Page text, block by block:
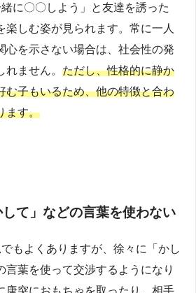
に〇〇しよう」と友達を誘った
楽しむ姿が見られます。常に一人
心を示さない場合は、社会性の発
ません。 ただし、性格的に静か
む子もいるため、他の特徴と合わ
ます。
して」などの言葉を使わない
もよくありますが、徐々に「かし
言葉を使って交渉するようになり
唐突におもちゃを取ったり、相手